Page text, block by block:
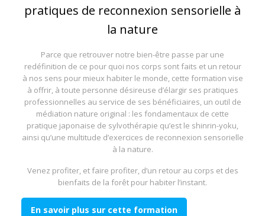
pratiques de reconnexion sensorielle à
la nature
Parce que retrouver notre bien-être passe par une
redéfinition de ce pour quoi nos corps sont faits et un retour
à nos sens pour mieux habiter le monde, cette formation vise
à offrir, à toute personne désireuse d’élargir ses pratiques
professionnelles au service de ses bénéficiaires, un outil de
médiation nature original : les fondamentaux de cette
pratique japonaise de sylvothérapie qu’est le shinrin-yoku,
ainsi qu’une multitude d’exercices de reconnexion sensorielle
à la nature.
Venez profiter, et faire profiter, d’un retour au corps et des
bienfaits de la forêt pour habiter l’instant.
En savoir plus sur cette formation